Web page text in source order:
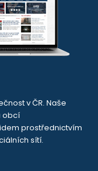
v ČR. Naše
obcí
prostřednictvím
sítí.